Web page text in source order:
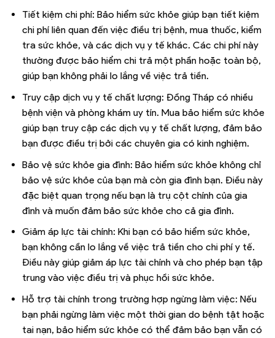
Tiết kiệm chi phí: Bảo hiểm sức khỏe giúp bạn tiết kiệm
chi phí liên quan đến việc điều trị bệnh, mua thuốc, kiểm
tra sức khỏe, và các dịch vụ y tế khác. Các chi phí này
thường được bảo hiểm chi trả một phần hoặc toàn bộ,
giúp bạn không phải lo lắng về việc trả tiền.
Truy cập dịch vụ y tế chất lượng: Đồng Tháp có nhiều
bệnh viện và phòng khám uy tín. Mua bảo hiểm sức khỏe
giúp bạn truy cập các dịch vụ y tế chất lượng, đảm bảo
bạn được điều trị bởi các chuyên gia có kinh nghiệm.
Bảo vệ sức khỏe gia đình: Bảo hiểm sức khỏe không chỉ
bảo vệ sức khỏe của bạn mà còn gia đình bạn. Điều này
đặc biệt quan trọng nếu bạn là trụ cột chính của gia
đình và muốn đảm bảo sức khỏe cho cả gia đình.
Giảm áp lực tài chính: Khi bạn có bảo hiểm sức khỏe,
bạn không cần lo lắng về việc trả tiền cho chi phí y tế.
Điều này giúp giảm áp lực tài chính và cho phép bạn tập
trung vào việc điều trị và phục hồi sức khỏe.
Hỗ trợ tài chính trong trường hợp ngừng làm việc: Nếu
bạn phải ngừng làm việc một thời gian do bệnh tật hoặc
tai nạn, bảo hiểm sức khỏe có thể đảm bảo bạn vẫn có